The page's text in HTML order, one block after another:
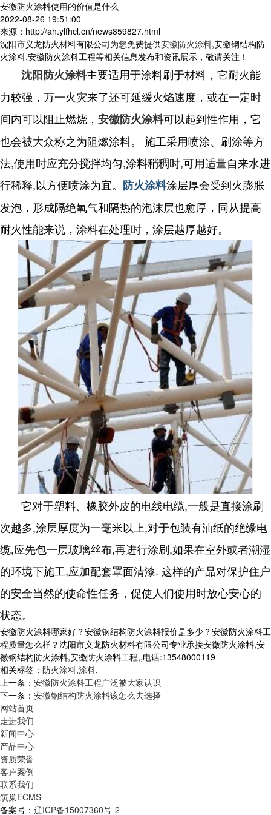
安徽防火涂料使用的价值是什么
2022-08-26 19:51:00
来源：http://ah.ylfhcl.cn/news859827.html
沈阳市义龙防火材料有限公司为您免费提供安徽防火涂料,安徽钢结构防
火涂料,安徽防火涂料工程等相关信息发布和资讯展示，敬请关注！
沈阳防火涂料主要适用于涂料刷于材料，它耐火能
力较强，万一火灾来了还可延缓火焰速度，或在一定时
间内可以阻止燃烧， 安徽防火涂料可以起到性作用，它
也会被大众称之为阻燃涂料。 施工采用喷涂、刷涂等方
法,使用时应充分搅拌均匀,涂料稍稠时,可用适量自来水进
行稀释,以方便喷涂为宜。 防火涂料涂层厚会受到火膨胀
发泡，形成隔绝氧气和隔热的泡沫层也愈厚，同从提高
耐火性能来说，涂料在处理时，涂层越厚越好。
它对于塑料、橡胶外皮的电线电缆,一般是直接涂刷
次越多,涂层厚度为一毫米以上,对于包装有油纸的绝缘电
缆,应先包一层玻璃丝布,再进行涂刷,如果在室外或者潮湿
的环境下施工,应加配套罩面清漆. 这样的产品对保护住户
的安全当然的使命性任务，促使人们使用时放心安心的
状态。
安徽防火涂料哪家好？安徽钢结构防火涂料报价是多少？安徽防火涂料工
程质量怎么样？沈阳市义龙防火材料有限公司专业承接安徽防火涂料,安
徽钢结构防火涂料,安徽防火涂料工程,,电话:13548000119
相关标签： 防火涂料,涂料,
上一条： 安徽防火涂料工程广泛被大家认识
下一条： 安徽钢结构防火涂料该怎么去选择
网站首页
走进我们
新闻中心
产品中心
资质荣誉
客户案例
联系我们
筑巢ECMS
备案号： 辽ICP备15007360号-2